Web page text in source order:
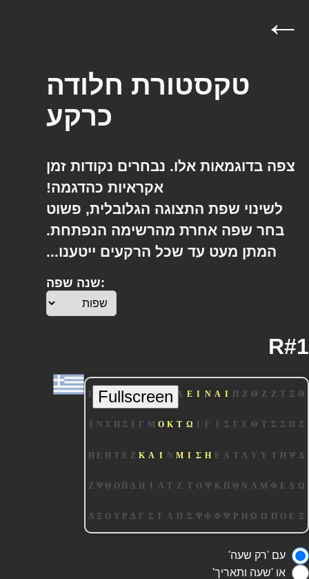
←
טקסטורת חלודה
כרקע
צפה בדוגמאות אלו. נבחרים נקודות זמן
אקראיות כהדגמה!
לשינוי שפת התצוגה הגלובלית, פשוט
בחר שפה אחרת מהרשימה הנפתחת.
המתן מעט עד שכל הרקעים ייטענו...
שנה שפה:
R#1
עם 'רק שעה'
או 'שעה ותאריך'